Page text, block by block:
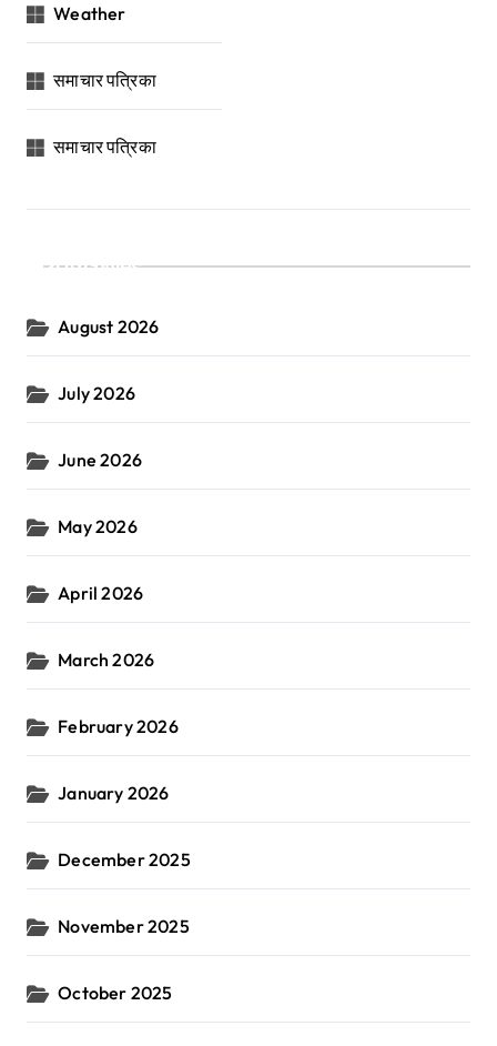
Weather
समाचार पत्रिका
समाचार पत्रिका
Archives
August 2026
July 2026
June 2026
May 2026
April 2026
March 2026
February 2026
January 2026
December 2025
November 2025
October 2025